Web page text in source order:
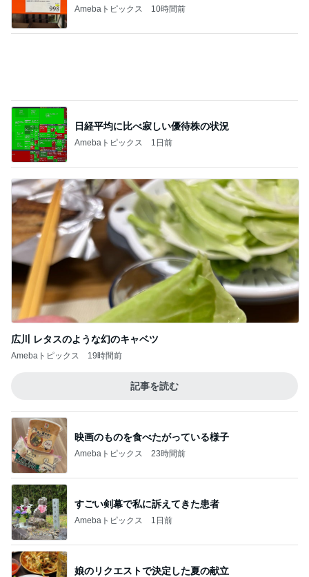
Amebaトピックス 10時間前
日経平均に比べ寂しい優待株の状況
Amebaトピックス 1日前
広川 レタスのような幻のキャベツ
Amebaトピックス 19時間前
記事を読む
映画のものを食べたがっている様子
Amebaトピックス 23時間前
すごい剣幕で私に訴えてきた患者
Amebaトピックス 1日前
娘のリクエストで決定した夏の献立